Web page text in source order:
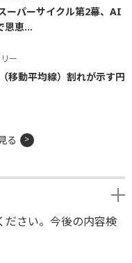
ーパーサイクル第2幕、AI
恩恵...
ー
移動平均線）割れが示す円
る
ださい。今後の内容検